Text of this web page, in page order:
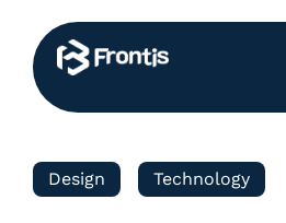
Design Technology